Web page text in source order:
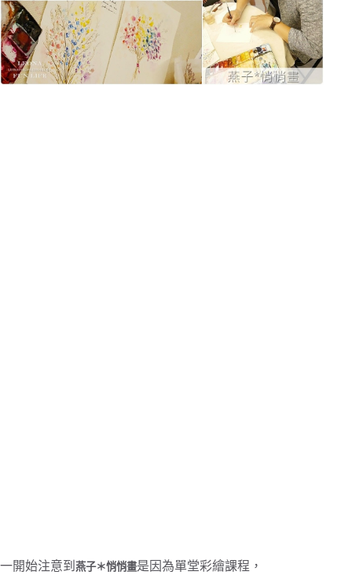
一開始注意到 燕子＊悄悄畫是因為單堂彩繪課程，